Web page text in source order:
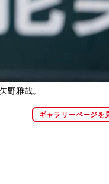
野雅哉。
ギャラリーページを